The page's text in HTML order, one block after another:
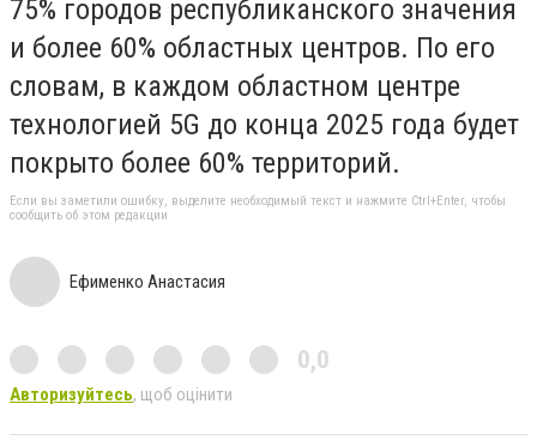
75% городов республиканского значения
и более 60% областных центров. По его
словам, в каждом областном центре
технологией 5G до конца 2025 года будет
покрыто более 60% территорий.
Если вы заметили ошибку, выделите необходимый текст и нажмите Ctrl+Enter, чтобы
сообщить об этом редакции
Ефименко Анастасия
0,0
Авторизуйтесь, щоб оцінити